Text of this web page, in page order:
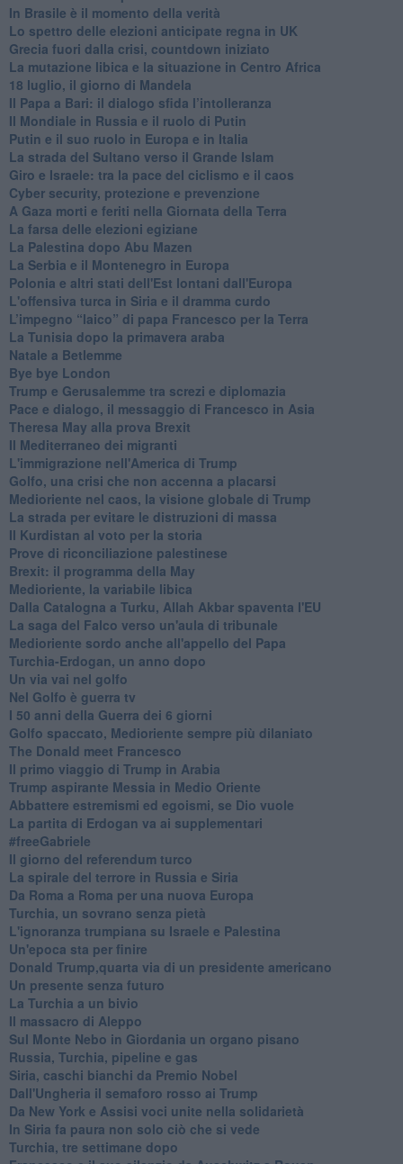
In Brasile è il momento della verità
Lo spettro delle elezioni anticipate regna in UK
Grecia fuori dalla crisi, countdown iniziato
La mutazione libica e la situazione in Centro Africa
18 luglio, il giorno di Mandela
Il Papa a Bari: il dialogo sfida l’intolleranza
Il Mondiale in Russia e il ruolo di Putin
Putin e il suo ruolo in Europa e in Italia
La strada del Sultano verso il Grande Islam
Giro e Israele: tra la pace del ciclismo e il caos
Cyber security, protezione e prevenzione
A Gaza morti e feriti nella Giornata della Terra
La farsa delle elezioni egiziane
La Palestina dopo Abu Mazen
La Serbia e il Montenegro in Europa
Polonia e altri stati dell'Est lontani dall'Europa
L'offensiva turca in Siria e il dramma curdo
L’impegno “laico” di papa Francesco per la Terra
La Tunisia dopo la primavera araba
Natale a Betlemme
Bye bye London
Trump e Gerusalemme tra screzi e diplomazia
Pace e dialogo, il messaggio di Francesco in Asia
Theresa May alla prova Brexit
Il Mediterraneo dei migranti
L'immigrazione nell'America di Trump
Golfo, una crisi che non accenna a placarsi
Medioriente nel caos, la visione globale di Trump
La strada per evitare le distruzioni di massa
Il Kurdistan al voto per la storia
Prove di riconciliazione palestinese
Brexit: il programma della May
Medioriente, la variabile libica
Dalla Catalogna a Turku, Allah Akbar spaventa l'EU
La saga del Falco verso un'aula di tribunale
Medioriente sordo anche all'appello del Papa
Turchia-Erdogan, un anno dopo
Un via vai nel golfo
Nel Golfo è guerra tv
I 50 anni della Guerra dei 6 giorni
Golfo spaccato, Medioriente sempre più dilaniato
The Donald meet Francesco
Il primo viaggio di Trump in Arabia
Trump aspirante Messia in Medio Oriente
Abbattere estremismi ed egoismi, se Dio vuole
La partita di Erdogan va ai supplementari
#freeGabriele
Il giorno del referendum turco
La spirale del terrore in Russia e Siria
Da Roma a Roma per una nuova Europa
Turchia, un sovrano senza pietà
L'ignoranza trumpiana su Israele e Palestina
Un'epoca sta per finire
Donald Trump,quarta via di un presidente americano
Un presente senza futuro
La Turchia a un bivio
Il massacro di Aleppo
Sul Monte Nebo in Giordania un organo pisano
Russia, Turchia, pipeline e gas
Siria, caschi bianchi da Premio Nobel
Dall'Ungheria il semaforo rosso ai Trump
Da New York e Assisi voci unite nella solidarietà
In Siria fa paura non solo ciò che si vede
Turchia, tre settimane dopo